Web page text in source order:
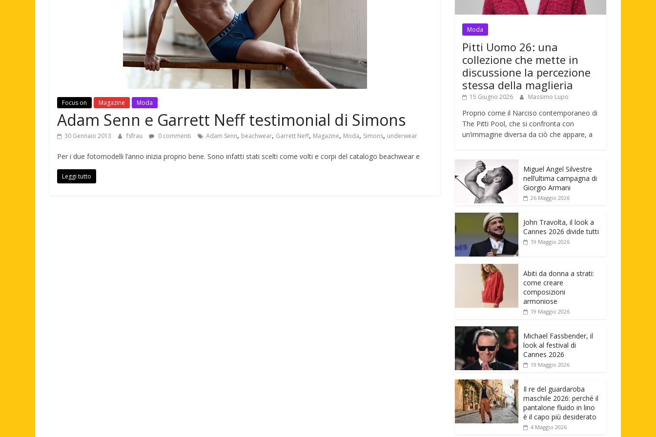
Focus on Magazine Moda
Adam Senn e Garrett Neff testimonial di Simons
30 Gennaio 2013 fsfrau 0 commenti Adam Senn, beachwear, Garrett Neff, Magazine, Moda, Simons, underwear
Per i due fotomodelli l’anno inizia proprio bene. Sono infatti stati scelti come volti e corpi del catalogo beachwear e
Leggi tutto
Moda
Pitti Uomo 26: una
collezione che mette in
discussione la percezione
stessa della maglieria
15 Giugno 2026 Massimo Lupo
Proprio come il Narciso contemporaneo di
The Pitti Pool, che si confronta con
un’immagine diversa da ciò che appare, a
Miguel Angel Silvestre
nell’ultima campagna di
Giorgio Armani
26 Maggio 2026
John Travolta, il look a
Cannes 2026 divide tutti
19 Maggio 2026
Abiti da donna a strati:
come creare
composizioni
armoniose
19 Maggio 2026
Michael Fassbender, il
look al festival di
Cannes 2026
19 Maggio 2026
Il re del guardaroba
maschile 2026: perché il
pantalone fluido in lino
è il capo più desiderato
4 Maggio 2026